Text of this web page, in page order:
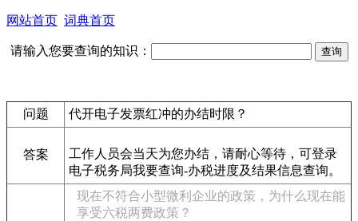
网站首页 词典首页
请输入您要查询的知识：
问题 代开电子发票红冲的办结时限？
答案
工作人员会当天为您办结，请耐心等待，可登录
电子税务局我要查询-办税进度及结果信息查询。
现在不符合小型微利企业的政策，为什么现在能
享受六税两费政策？